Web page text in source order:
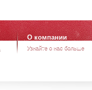
О компании
Узнайте о нас больше